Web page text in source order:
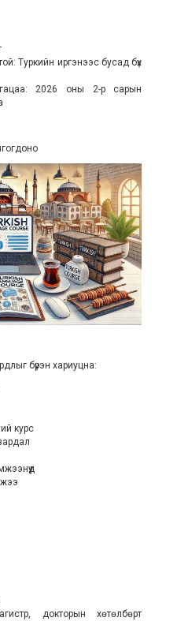
Туркийн иргэнээс бусад бүх
2026 оны 2-р сарын
бүрэн хариуцна:
курс
докторын хөтөлбөрт